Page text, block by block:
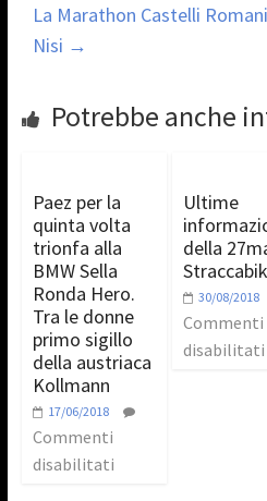
La Marathon Castelli
Nisi →
Potrebbe anche
Paez per la
quinta volta
trionfa alla
BMW Sella
Ronda Hero.
Tra le donne
primo sigillo
della austriaca
Kollmann
17/06/2018
Commenti
disabilitati
Ultime
della
30/08/2018
Commenti
disabilitati